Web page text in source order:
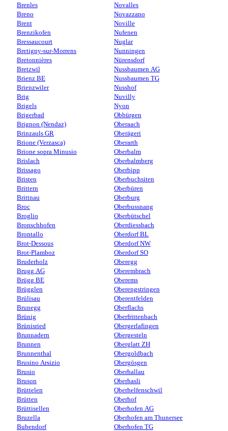
Brenles
Breno
Brent
Brenzikofen
Bressaucourt
Bretigny-sur-Morrens
Bretonnières
Bretzwil
Brienz BE
Brienzwiler
Brig
Brigels
Brigerbad
Brignon (Nendaz)
Brinzauls GR
Brione (Verzasca)
Brione sopra Minusio
Brislach
Brissago
Bristen
Brittern
Brittnau
Broc
Broglio
Bronschhofen
Brontallo
Brot-Dessous
Brot-Plamboz
Bruderholz
Brugg AG
Brügg BE
Brügglen
Brülisau
Brunegg
Brünig
Brünisried
Brunnadern
Brunnen
Brunnenthal
Brusino Arsizio
Brusio
Bruson
Brüttelen
Brütten
Brüttisellen
Bruzella
Bubendorf
Novalles
Novazzano
Noville
Nufenen
Nuglar
Nunningen
Nürensdorf
Nussbaumen AG
Nussbaumen TG
Nusshof
Nuvilly
Nyon
Obbürgen
Oberaach
Oberägeri
Oberarth
Oberbalm
Oberbalmberg
Oberbipp
Oberbuchsiten
Oberbüren
Oberburg
Oberbussnang
Oberbütschel
Oberdiessbach
Oberdorf BL
Oberdorf NW
Oberdorf SO
Oberegg
Oberembrach
Oberems
Oberengstringen
Oberentfelden
Oberflachs
Oberfrittenbach
Obergerlafingen
Obergesteln
Oberglatt ZH
Obergoldbach
Obergösgen
Oberhallau
Oberhasli
Oberhelfenschwil
Oberhof
Oberhofen AG
Oberhofen am Thunersee
Oberhofen TG